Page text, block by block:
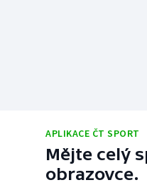
APLIKACE ČT SPORT
Mějte celý
obrazovce.